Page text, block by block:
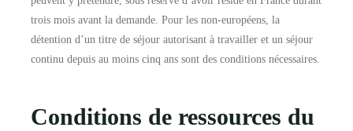
trois mois avant la demande. Pour les non-européens, la
détention d’un titre de séjour autorisant à travailler et un séjour
continu depuis au moins cinq ans sont des conditions nécessaires.
Conditions de ressources du